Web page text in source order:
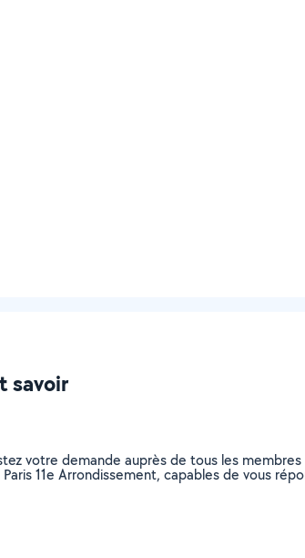
savoir
votre demande auprès de tous les
11e Arrondissement, capables de vous